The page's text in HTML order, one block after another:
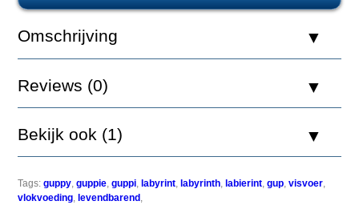
speciaal
multi-
ingrediÃÂ«nt
voor
ander
klein
Omschrijving
Reviews (0)
Bekijk ook (1)
Tags: guppy,guppie,guppi, labyrint, labyrinth, labierint,gup,visvoer,
vlokvoeding, levendbarend ,